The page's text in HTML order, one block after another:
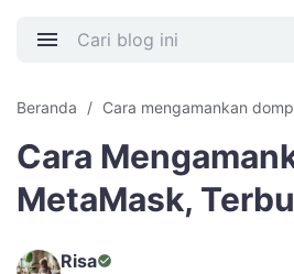
Beranda Cara mengamankan
Cara
MetaMask,
Risa